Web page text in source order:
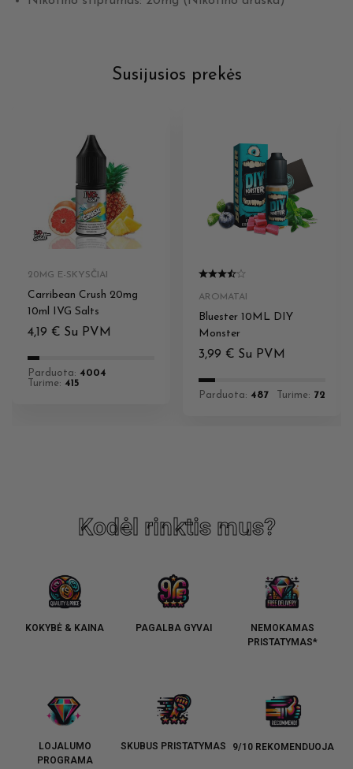
Susijusios prekės
20MG E-SKYSČIAI
Carribean Crush 20mg
10ml IVG Salts
4,19 € Su PVM
Parduota: 4004
Turime: 415
AROMATAI
Bluester 10ML DIY
Monster
3,99 € Su PVM
Parduota: 487 Turime: 72
Kodėl rinktis mus?
KOKYBĖ & KAINA PAGALBA GYVAI
NEMOKAMAS
PRISTATYMAS*
LOJALUMO
PROGRAMA
SKUBUS PRISTATYMAS 9/10 REKOMENDUOJA